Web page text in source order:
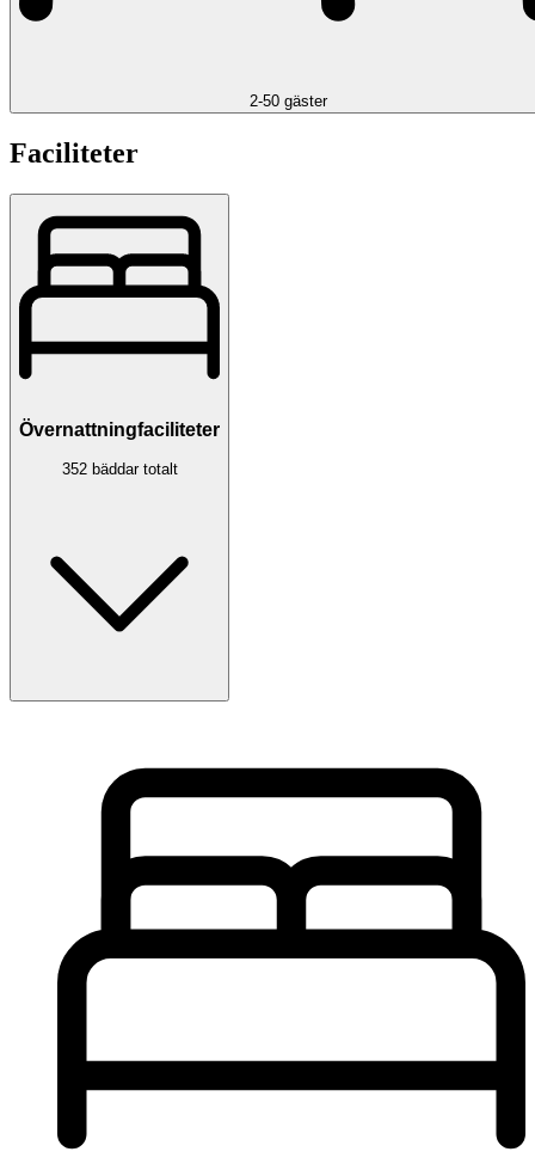
2-50 gäster
Faciliteter
Övernattningfaciliteter
352 bäddar totalt